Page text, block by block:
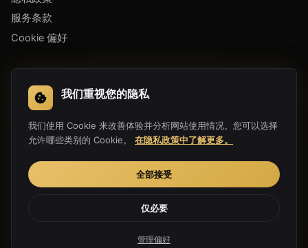
服务条款
Cookie 偏好
Copyright 2019-2026 Hula Link Technology Co., Ltd. All Rights
我们重视您的隐私
我们使用 Cookie 来改善体验并分析网站使用情况。您可以选择
允许哪些类别的 Cookie。
在隐私政策中了解更多。
全部接受
仅必要
管理偏好